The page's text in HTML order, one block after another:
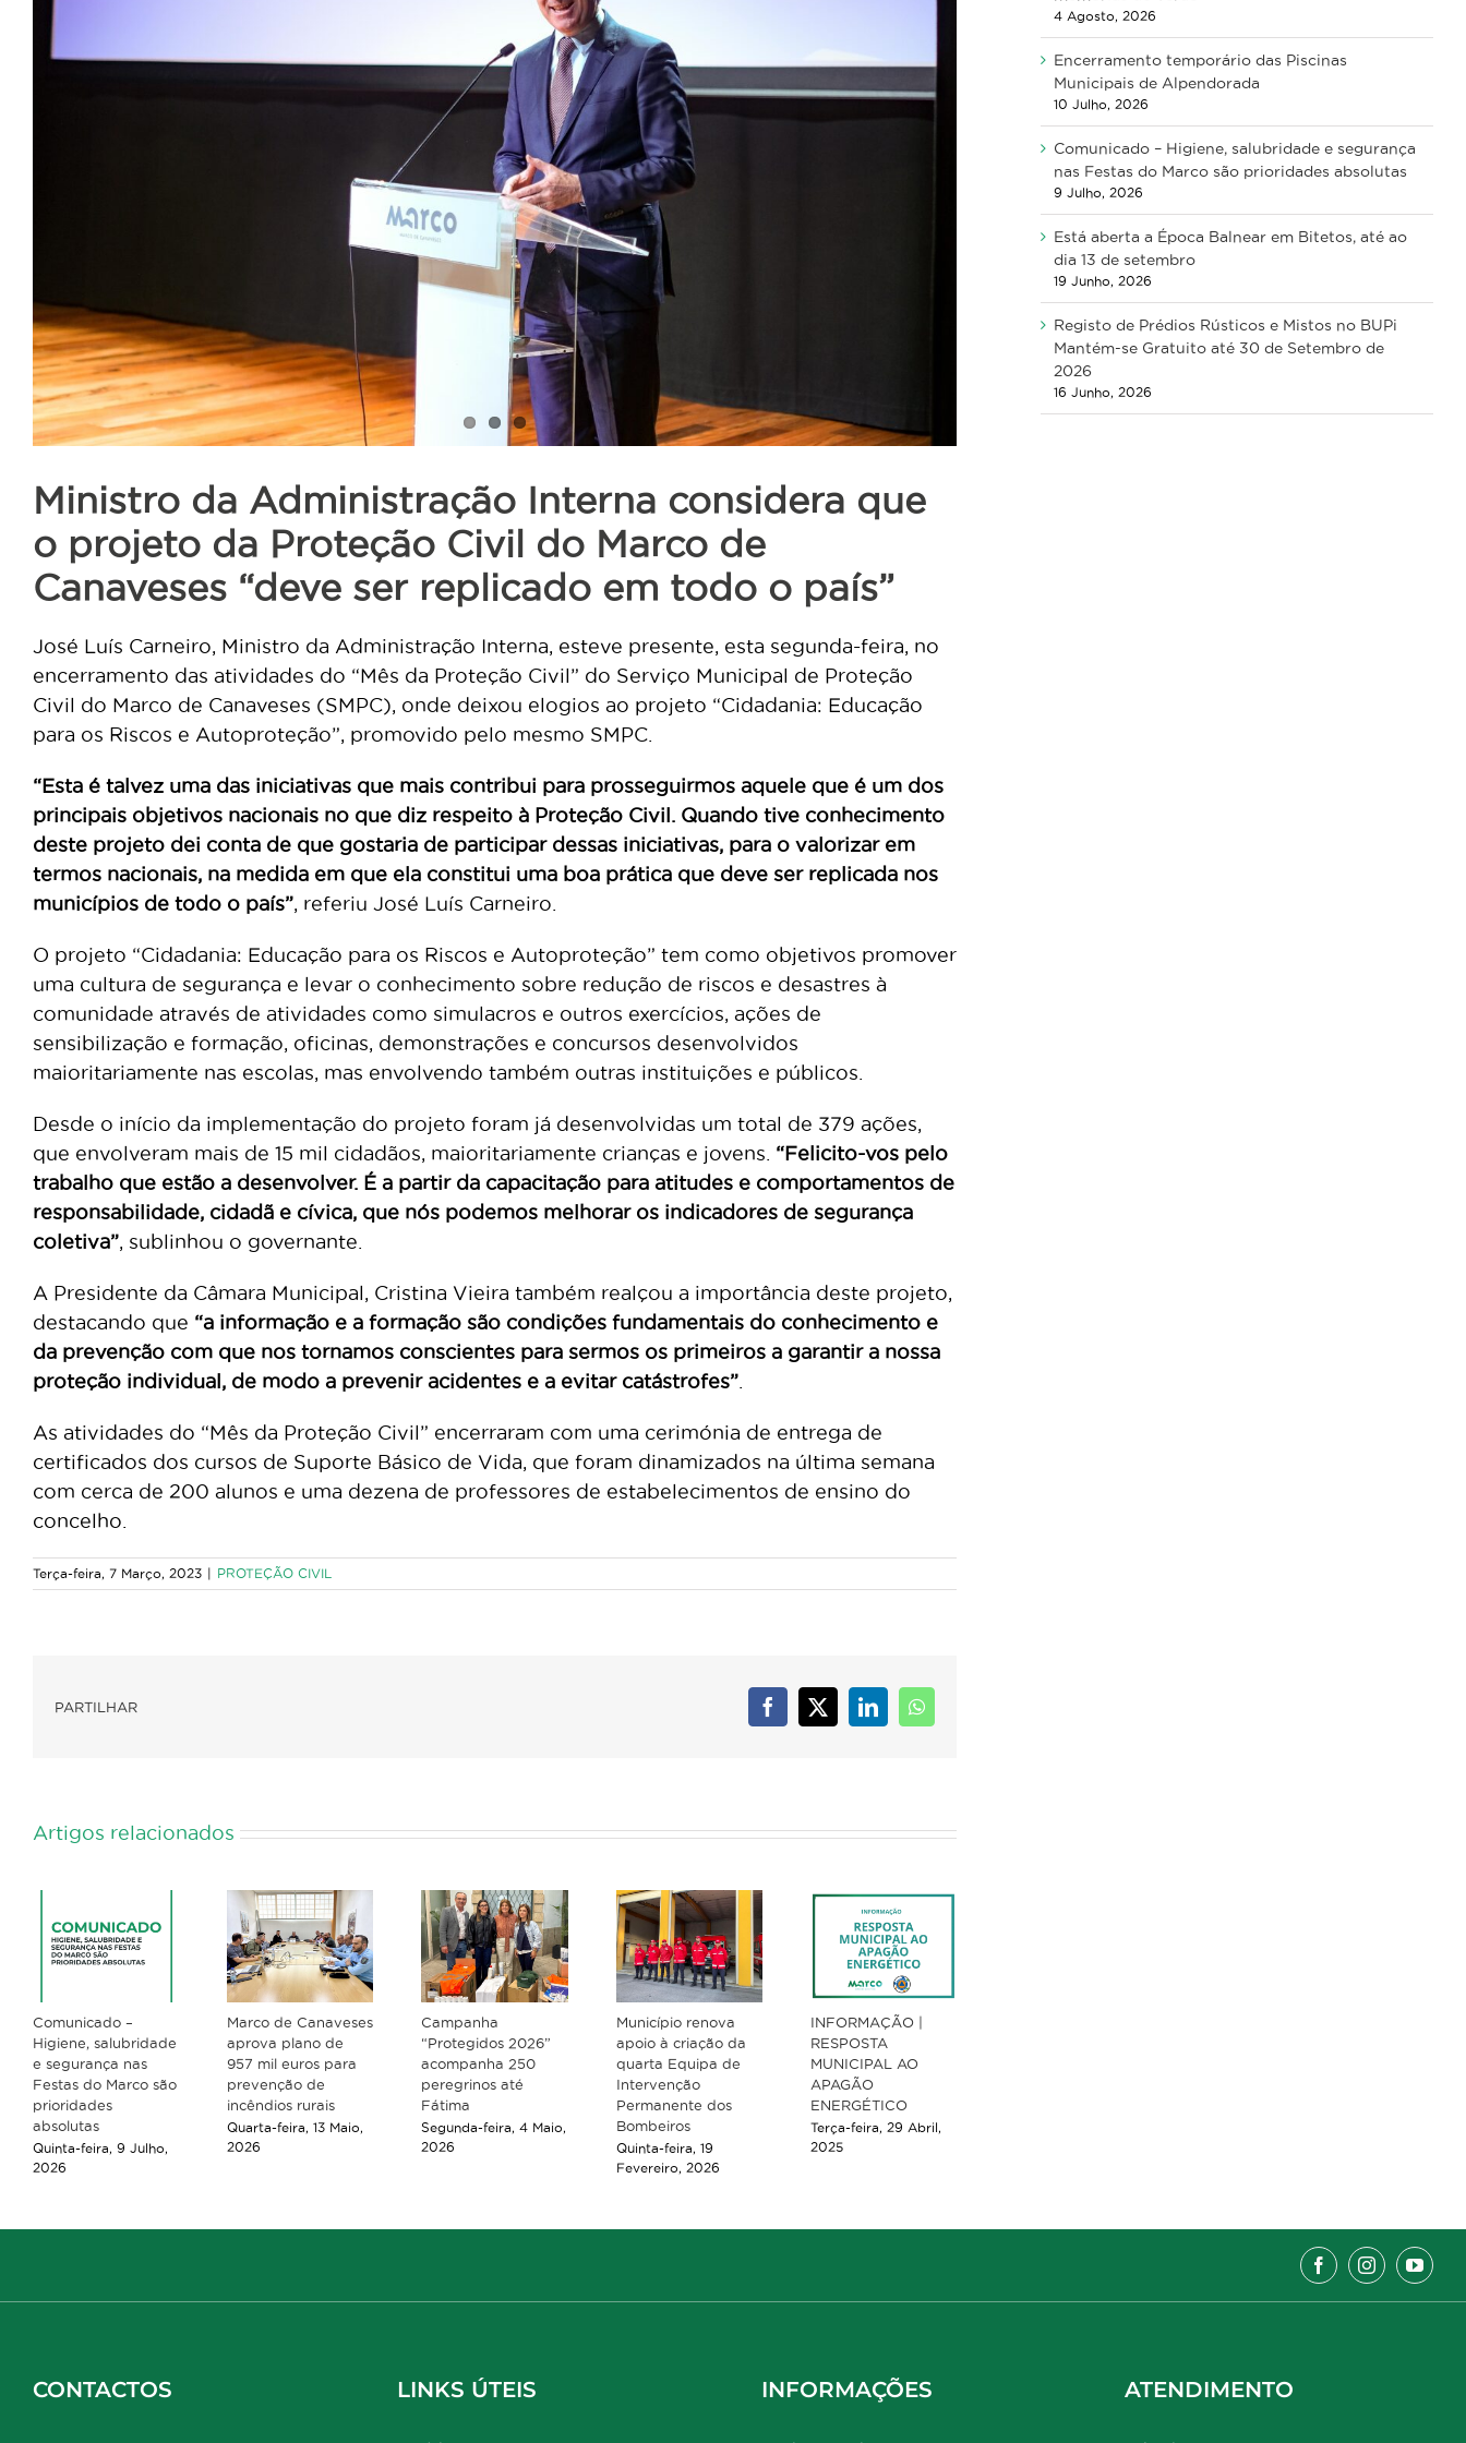
Ministro da Administração Interna considera que
o projeto da Proteção Civil do Marco de
Canaveses “deve ser replicado em todo o país”
José Luís Carneiro, Ministro da Administração Interna, esteve presente, esta segunda-feira, no
encerramento das atividades do “Mês da Proteção Civil” do Serviço Municipal de Proteção
Civil do Marco de Canaveses (SMPC), onde deixou elogios ao projeto “Cidadania: Educação
para os Riscos e Autoproteção”, promovido pelo mesmo SMPC.
“Esta é talvez uma das iniciativas que mais contribui para prosseguirmos aquele que é um dos
principais objetivos nacionais no que diz respeito à Proteção Civil. Quando tive conhecimento
deste projeto dei conta de que gostaria de participar dessas iniciativas, para o valorizar em
termos nacionais, na medida em que ela constitui uma boa prática que deve ser replicada nos
municípios de todo o país”, referiu José Luís Carneiro.
O projeto “Cidadania: Educação para os Riscos e Autoproteção” tem como objetivos promover
uma cultura de segurança e levar o conhecimento sobre redução de riscos e desastres à
comunidade através de atividades como simulacros e outros exercícios, ações de
sensibilização e formação, oficinas, demonstrações e concursos desenvolvidos
maioritariamente nas escolas, mas envolvendo também outras instituições e públicos.
Desde o início da implementação do projeto foram já desenvolvidas um total de 379 ações,
que envolveram mais de 15 mil cidadãos, maioritariamente crianças e jovens. “Felicito-vos pelo
trabalho que estão a desenvolver. É a partir da capacitação para atitudes e comportamentos de
responsabilidade, cidadã e cívica, que nós podemos melhorar os indicadores de segurança
coletiva”, sublinhou o governante.
A Presidente da Câmara Municipal, Cristina Vieira também realçou a importância deste projeto,
destacando que “a informação e a formação são condições fundamentais do conhecimento e
da prevenção com que nos tornamos conscientes para sermos os primeiros a garantir a nossa
proteção individual, de modo a prevenir acidentes e a evitar catástrofes”
As atividades do “Mês da Proteção Civil” encerraram com uma cerimónia de entrega de
certificados dos cursos de Suporte Básico de Vida, que foram dinamizados na última semana
com cerca de 200 alunos e uma dezena de professores de estabelecimentos de ensino do
concelho.
Terça-feira, 7 Março, 2023 PROTEÇÃO CIVIL
PARTILHAR Facebook
X LinkedInWhatsApp
Artigos relacionados
Comunicado –
Higiene, salubridade
e segurança nas
Festas do Marco são
prioridades
absolutas
Quinta-feira, 9 Julho,
2026
Marco de Canaveses
aprova plano de
957 mil euros para
prevenção de
incêndios rurais
Quarta-feira, 13 Maio,
2026
Campanha
“Protegidos 2026”
acompanha 250
peregrinos até
Fátima
Segunda-feira, 4 Maio,
2026
Município renova
apoio à criação da
quarta Equipa de
Intervenção
Permanente dos
Bombeiros
Quinta-feira, 19
Fevereiro, 2026
INFORMAÇÃO |
RESPOSTA
MUNICIPAL AO
APAGÃO
ENERGÉTICO
Terça-feira, 29 Abril,
2025
4 Agosto, 2026
Encerramento temporário das Piscinas
Municipais de Alpendorada
10 Julho, 2026
Comunicado – Higiene, salubridade e segurança
nas Festas do Marco são prioridades absolutas
9 Julho, 2026
Está aberta a Época Balnear em Bitetos, até ao
dia 13 de setembro
19 Junho, 2026
Registo de Prédios Rústicos e Mistos no BUPi
Mantém-se Gratuito até 30 de Setembro de
2026
16 Junho, 2026
CONTACTOS LINKS ÚTEIS INFORMAÇÕES ATENDIMENTO